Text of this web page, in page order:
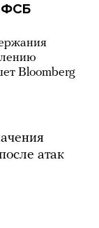
ФСБ
Bloomberg
атак